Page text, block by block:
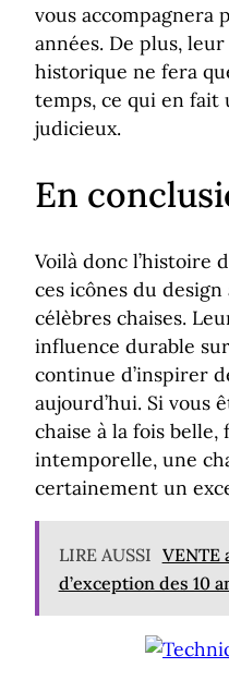
vous accompagnera
années. De plus,
historique ne fera
temps, ce qui en fait
judicieux.
En
Voilà donc l’histoire
ces icônes du
célèbres chaises.
influence durable
continue d’inspirer
aujourd’hui. Si vous
chaise à la fois
intemporelle, une
certainement un
LIRE AUSSI VENTE
d’exception des 10